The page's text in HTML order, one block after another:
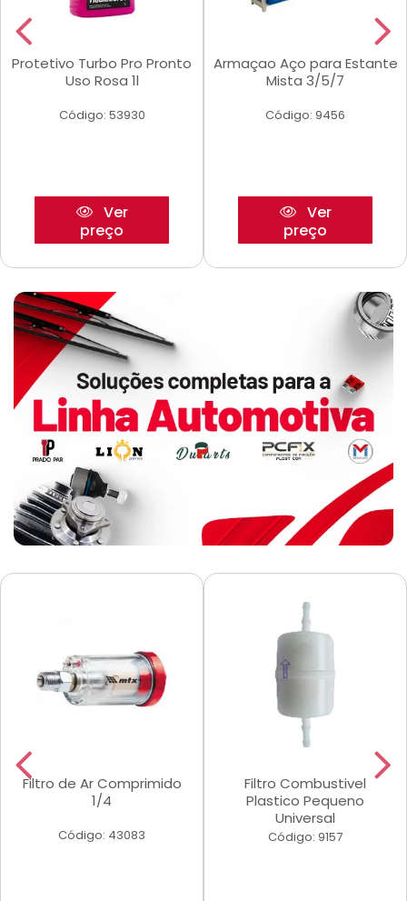
Protetivo Turbo Pro Pronto
Uso Rosa 1l
Código: 53930
Ver
preço
Armaçao Aço para Estante
Mista 3/5/7
Código: 9456
Ver
preço
Filtro de Ar Comprimido
1/4
Código: 43083
Filtro Combustivel
Plastico Pequeno
Universal
Código: 9157